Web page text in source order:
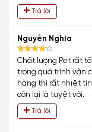
Trả lời
Nguyễn Nghĩa
Chất lượng Pet rất
trong quá trình vận
hàng thì rất nhiệt
còn lại là tuyệt vời.
Trả lời